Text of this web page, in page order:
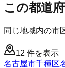
この都道
同じ地域内の市
12 件を表示
名古屋市千種区